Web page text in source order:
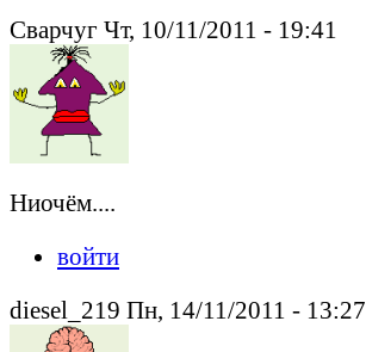
Сварчуг Чт, 10/11/2011 - 19:41
Ниочём....
войти
diesel_219 Пн, 14/11/2011 - 13:27